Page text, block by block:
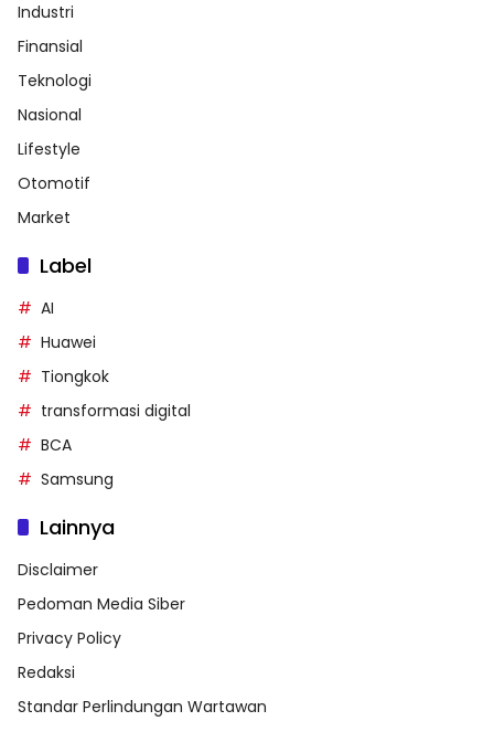
Industri
Finansial
Teknologi
Nasional
Lifestyle
Otomotif
Market
Label
AI
Huawei
Tiongkok
transformasi digital
BCA
Samsung
Lainnya
Disclaimer
Pedoman Media Siber
Privacy Policy
Redaksi
Standar Perlindungan Wartawan